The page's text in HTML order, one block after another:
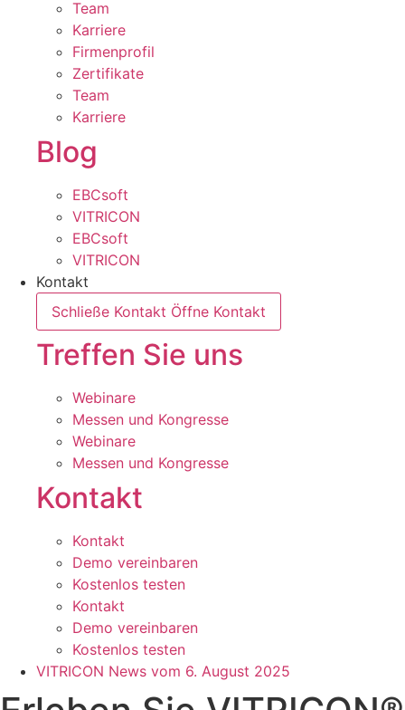
Team
Karriere
Firmenprofil
Zertifikate
Team
Karriere
Blog
EBCsoft
VITRICON
EBCsoft
VITRICON
Kontakt
Schließe Kontakt Öffne Kontakt
Treffen Sie uns
Webinare
Messen und Kongresse
Webinare
Messen und Kongresse
Kontakt
Kontakt
Demo vereinbaren
Kostenlos testen
Kontakt
Demo vereinbaren
Kostenlos testen
VITRICON News vom 6. August 2025